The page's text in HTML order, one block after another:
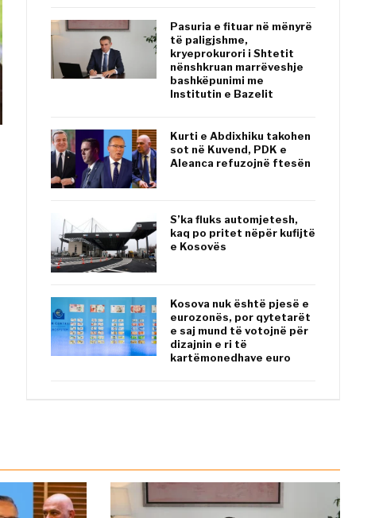
Pasuria e fituar në mënyrë
të paligjshme,
kryeprokurori i Shtetit
nënshkruan marrëveshje
bashkëpunimi me
Institutin e Bazelit
Kurti e Abdixhiku takohen
sot në Kuvend, PDK e
Aleanca refuzojnë ftesën
S’ka fluks automjetesh,
kaq po pritet nëpër kufijtë
e Kosovës
Kosova nuk është pjesë e
eurozonës, por qytetarët
e saj mund të votojnë për
dizajnin e ri të
kartëmonedhave euro